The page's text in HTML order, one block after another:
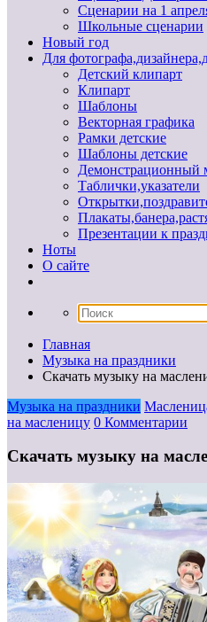
Сценарии на 1
Школьные сценарии
Новый год
Для
Детский клипарт
Клипарт
Шаблоны
Векторная графика
Рамки детские
Шаблоны детские
Демонстрационный
Таблички,указатели
Презентации к
Ноты
О сайте
Главная
Музыка на праздники
Скачать музыку на
Музыка на праздники
на масленицу 0 Комментарии
Скачать музыку на